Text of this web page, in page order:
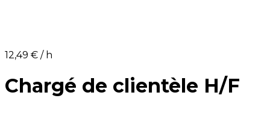
12,49 €⁩ / h
Chargé de clientèle H/F